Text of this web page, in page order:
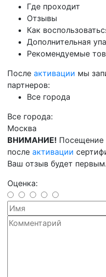
Где проходит
Отзывы
Как
Дополнительная
Рекомендуемые
После активации мы
партнеров:
Все города
Все города:
Москва
ВНИМАНИЕ! Посещение
после активации
Ваш отзыв будет первым.
Оценка: